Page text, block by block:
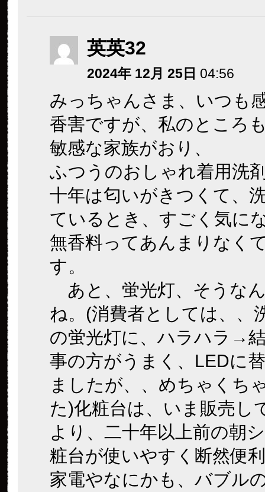
英英32
2024年 12月 25日 04:56
みっちゃんさま、いつも
香害ですが、私のところ
敏感な家族がおり、
ふつうのおしゃれ着用洗
十年は匂いがきつくて、
ているとき、すごく気に
無香料ってあんまりなく
す。
あと、蛍光灯、そうな
ね。(消費者としては、、
の蛍光灯に、ハラハラ→
事の方がうまく、LEDに
ましたが、、めちゃくち
た)化粧台は、いま販売し
より、二十年以上前の朝
粧台が使いやすく断然便
家電やなにかも、バブル